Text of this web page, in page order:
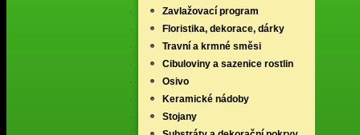
Zavlažovací program
Floristika, dekorace, dárky
Travní a krmné směsi
Cibuloviny a sazenice rostlin
Osivo
Keramické nádoby
Stojany